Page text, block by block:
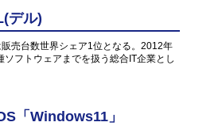
デル)
売台数世界シェア1位となる。2012年
フトウェアまでを扱う総合IT企業とし
「Windows11」